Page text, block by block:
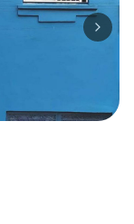
Next